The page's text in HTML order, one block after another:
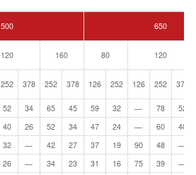
500 650
120 160 80 120
252 378 252 378 126 252 126 252 378
52 34 65 45 59 32 — 78
52
40 26 52 34 47 24 — 60
40
32 — 42 27 37 19 90 48
—
26 — 34 23 31 16 75 39
—